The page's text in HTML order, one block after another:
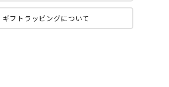
ギフトラッピングについて